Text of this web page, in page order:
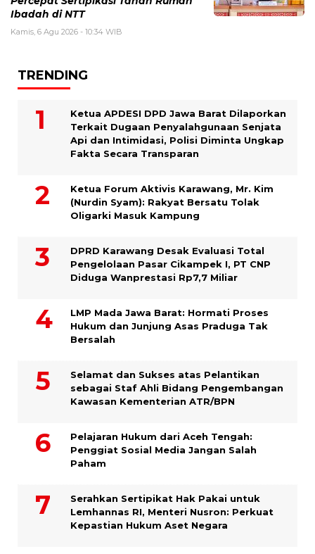
Ibadah di NTT
Kamis, 6 Agu 2026 - 10:34 WIB
TRENDING
Ketua APDESI DPD Jawa Barat Dilaporkan
Terkait Dugaan Penyalahgunaan Senjata
Api dan Intimidasi, Polisi Diminta Ungkap
Fakta Secara Transparan
Ketua Forum Aktivis Karawang, Mr. Kim
(Nurdin Syam): Rakyat Bersatu Tolak
Oligarki Masuk Kampung
DPRD Karawang Desak Evaluasi Total
Pengelolaan Pasar Cikampek I, PT CNP
Diduga Wanprestasi Rp7,7 Miliar
LMP Mada Jawa Barat: Hormati Proses
Hukum dan Junjung Asas Praduga Tak
Bersalah
Selamat dan Sukses atas Pelantikan
sebagai Staf Ahli Bidang Pengembangan
Kawasan Kementerian ATR/BPN
Pelajaran Hukum dari Aceh Tengah:
Penggiat Sosial Media Jangan Salah
Paham
Serahkan Sertipikat Hak Pakai untuk
Lemhannas RI, Menteri Nusron: Perkuat
Kepastian Hukum Aset Negara